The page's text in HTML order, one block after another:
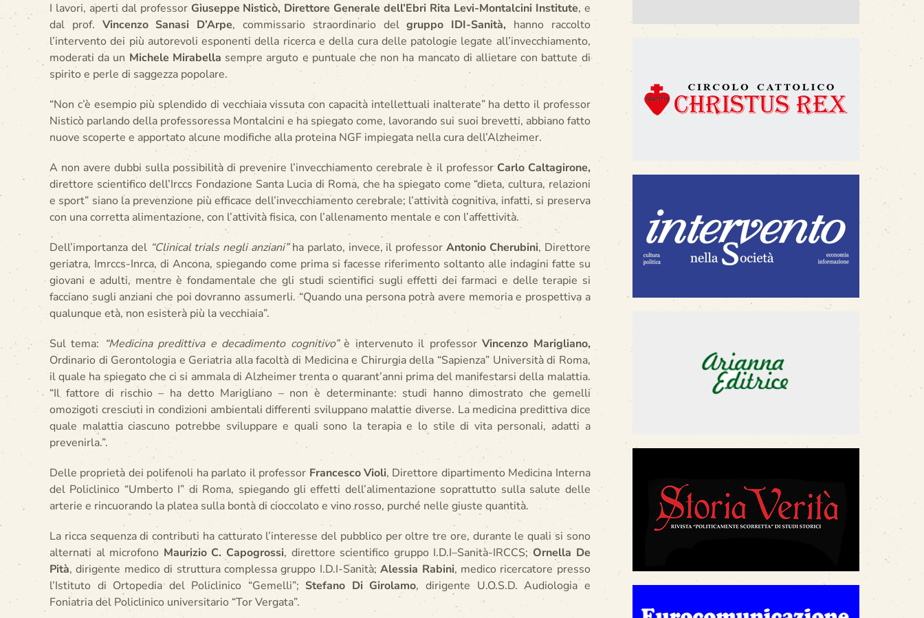
I lavori, aperti dal professor Giuseppe Nisticò, Direttore Generale dell’Ebri Rita Levi-Montalcini Institute, e
dal prof. Vincenzo Sanasi D’Arpe, commissario straordinario delgruppo IDI-Sanità, hanno raccolto
l’intervento dei più autorevoli esponenti della ricerca e della cura delle patologie legate all’invecchiamento,
moderati da un Michele Mirabella sempre arguto e puntuale che non ha mancato di allietare con battute di
spirito e perle di saggezza popolare.
“Non c’è esempio più splendido di vecchiaia vissuta con capacità intellettuali inalterate” ha detto il professor
Nisticò parlando della professoressa Montalcini e ha spiegato come, lavorando sui suoi brevetti, abbiano fatto
nuove scoperte e apportato alcune modifiche alla proteina NGF impiegata nella cura dell’Alzheimer.
A non avere dubbi sulla possibilità di prevenire l’invecchiamento cerebrale è il professorCarlo Caltagirone,
direttore scientifico dell’Irccs Fondazione Santa Lucia di Roma, che ha spiegato come “dieta, cultura, relazioni
e sport” siano la prevenzione più efficace dell’invecchiamento cerebrale; l’attività cognitiva, infatti, si preserva
con una corretta alimentazione, con l’attività fisica, con l’allenamento mentale e con l’affettività.
Dell’importanza del “Clinical trials negli anziani”ha parlato, invece, il professorAntonio Cherubini, Direttore
geriatra, Imrccs-Inrca, di Ancona, spiegando come prima si facesse riferimento soltanto alle indagini fatte su
giovani e adulti, mentre è fondamentale che gli studi scientifici sugli effetti dei farmaci e delle terapie si
facciano sugli anziani che poi dovranno assumerli. “Quando una persona potrà avere memoria e prospettiva a
qualunque età, non esisterà più la vecchiaia”.
Sul tema: “Medicina predittiva e decadimento cognitivo”è intervenuto il professorVincenzo Marigliano,
Ordinario di Gerontologia e Geriatria alla facoltà di Medicina e Chirurgia della “Sapienza” Università di Roma,
il quale ha spiegato che ci si ammala di Alzheimer trenta o quarant’anni prima del manifestarsi della malattia.
“Il fattore di rischio – ha detto Marigliano – non è determinante: studi hanno dimostrato che gemelli
omozigoti cresciuti in condizioni ambientali differenti sviluppano malattie diverse. La medicina predittiva dice
quale malattia ciascuno potrebbe sviluppare e quali sono la terapia e lo stile di vita personali, adatti a
prevenirla.”.
Delle proprietà dei polifenoli ha parlato il professor Francesco Violi, Direttore dipartimento Medicina Interna
del Policlinico “Umberto I” di Roma, spiegando gli effetti dell’alimentazione soprattutto sulla salute delle
arterie e rincuorando la platea sulla bontà di cioccolato e vino rosso, purché nelle giuste quantità.
La ricca sequenza di contributi ha catturato l’interesse del pubblico per oltre tre ore, durante le quali si sono
alternati al microfono Maurizio C. Capogrossi, direttore scientifico gruppo I.D.I–Sanità-IRCCS;Ornella De
Pità, dirigente medico di struttura complessa gruppo I.D.I-Sanità;Alessia Rabini, medico ricercatore presso
l’Istituto di Ortopedia del Policlinico “Gemelli”; Stefano Di Girolamo, dirigente U.O.S.D. Audiologia e
Foniatria del Policlinico universitario “Tor Vergata”.